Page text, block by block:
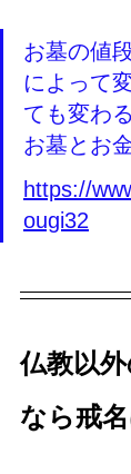
お墓の値
によって
ても変わ
お墓とお
https://
ougi32
仏教以
なら戒